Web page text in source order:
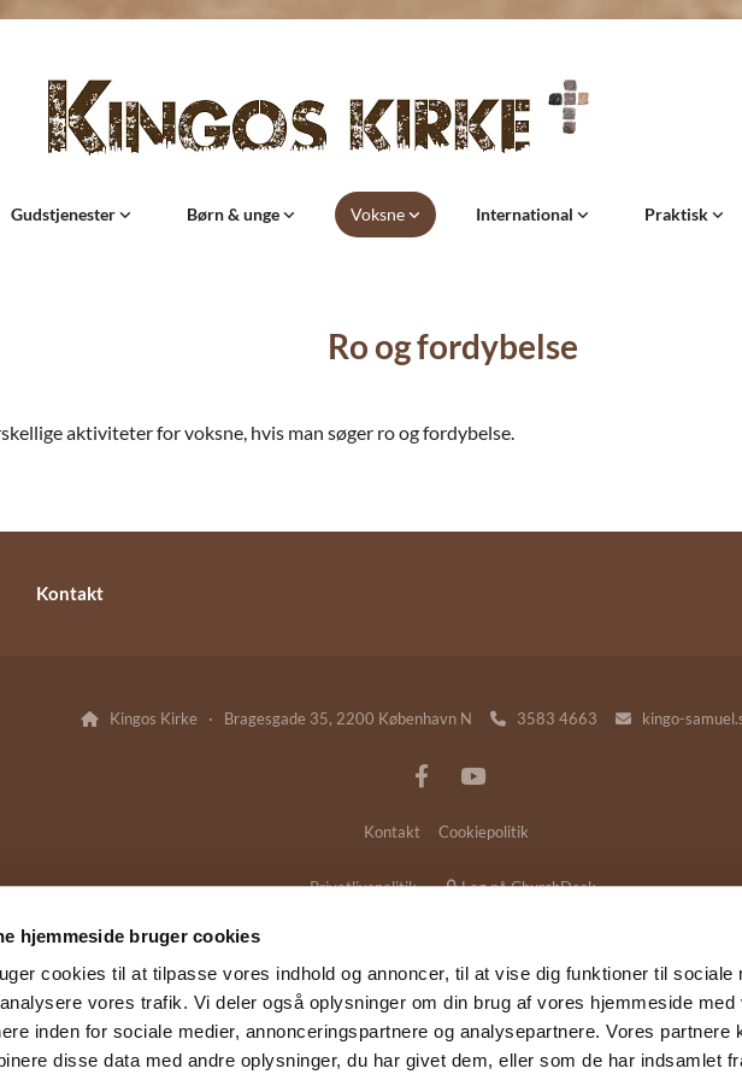
hjemmeside bruger cookies
cookies til at tilpasse vores indhold og annoncer, til at vise dig funktioner til sociale
vores trafik. Vi deler også oplysninger om din brug af vores hjemmeside med
inden for sociale medier, annonceringspartnere og analysepartnere. Vores partnere
disse data med andre oplysninger, du har givet dem, eller som de har indsamlet
Gudstjenester Børn & unge Voksne International Praktisk
Ro og fordybelse
aktiviteter for voksne, hvis man søger ro og fordybelse.
Kontakt
Kingos Kirke · Bragesgade 35, 2200 København N 3583 4663 kingo-
Kontakt Cookiepolitik
Privatlivspolitik Log på ChurchDesk